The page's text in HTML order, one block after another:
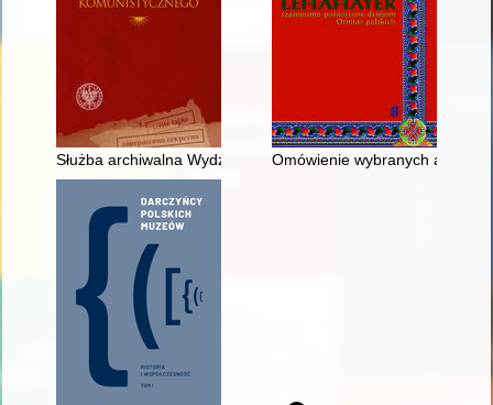
Służba archiwalna Wydziału II Biura Ewidencji Operacyjnej /
Omówienie wybranych